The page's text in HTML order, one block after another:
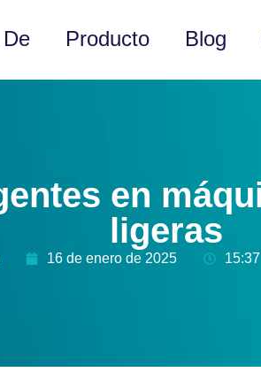
Producto Blog
en
ligeras
16 de enero de 2025 15:37